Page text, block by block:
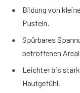
Bildung von
Pusteln.
Spürbares
betroffenen
Leichter bis
Hautgefühl.